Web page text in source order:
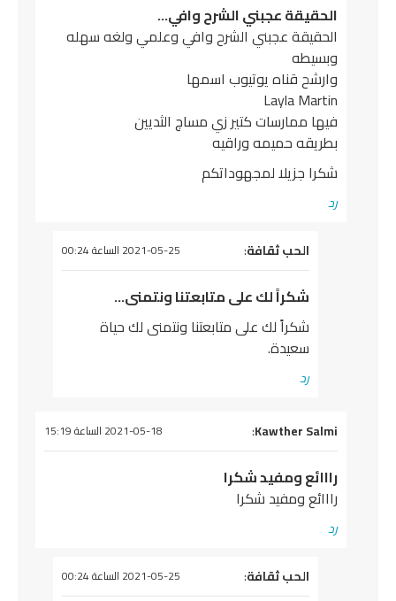
الحقيقة عجبني الشرح وافي…
الحقيقة عجبني الشرح وافي وعلمي ولغه سهله
وبسيطه
وارشح قناه يوتيوب اسمها
Layla Martin
فيها ممارسات كتير زي مساچ الثديين
بطريقه حميمه وراقيه
شكرا جزيلا لمجهوداتكم
رد
يقول
الحب ثقافة: 2021-05-25 الساعة 00:24
شكراً لك على متابعتنا ونتمنى…
شكراً لك على متابعتنا ونتمنى لك حياة
سعيدة.
رد
يقول
Kawther Salmi
: 2021-05-18 الساعة 15:19
رااائع ومفيد شكرا
رااائع ومفيد شكرا
رد
يقول
الحب ثقافة: 2021-05-25 الساعة 00:24